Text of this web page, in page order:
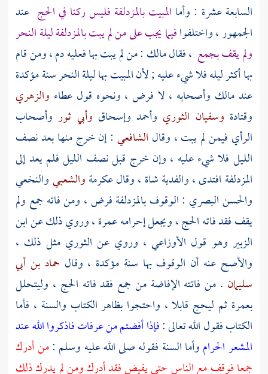
السابعة عشرة : وأما المبيتبالمزدلفة فليس ركنا في الحج عند
الجمهور ، واختلفوافيما يجب على من لم يبتبالمزدلفةليلة النحر
ولم يقفبجمع ، فقالمالك : من لم يبت بها فعليه دم ، ومن قام
بها أكثر ليله فلا شيء عليه ; لأن المبيت بها ليلة النحر سنة مؤكدة
عندمالك وأصحابه ، لا فرض ، ونحوه قول عطاء والزهري
وقتادة وسفيان الثوري وأحمد وإسحاق وأبي ثور وأصحاب
الرأي فيمن لم يبت ، وقال الشافعي : إن خرج منها بعد نصف
الليل فلا شيء عليه ، وإن خرج قبل نصف الليل فلم يعد إلى
المزدلفة افتدى ، والفدية شاة ، وقالعكرمةوالشعبيوالنخعي
والحسن البصري : الوقوفبالمزدلفةفرض ، ومن فاته جمع ولم
يقف فقد فاته الحج ، ويجعل إحرامه عمرة ، وروي ذلك عنابن
الزبير وهو قول الأوزاعي ، وروي عن الثوريمثل ذلك ،
والأصح عنه أن الوقوف بها سنة مؤكدة ، وقال حماد بن أبي
سليمان . من فاتته الإفاضة من جمع فقد فاته الحج ، وليتحلل
بعمرة ثم ليحج قابلا ، واحتجوا بظاهر الكتاب والسنة ، فأما
الكتاب فقول الله تعالى :فإذا أفضتم من عرفات فاذكروا الله عند
المشعر الحراموأما السنة فقوله صلى الله عليه وسلم :من أدرك
جمعافوقف مع الناس حتى يفيض فقد أدرك ومن لم يدرك ذلك